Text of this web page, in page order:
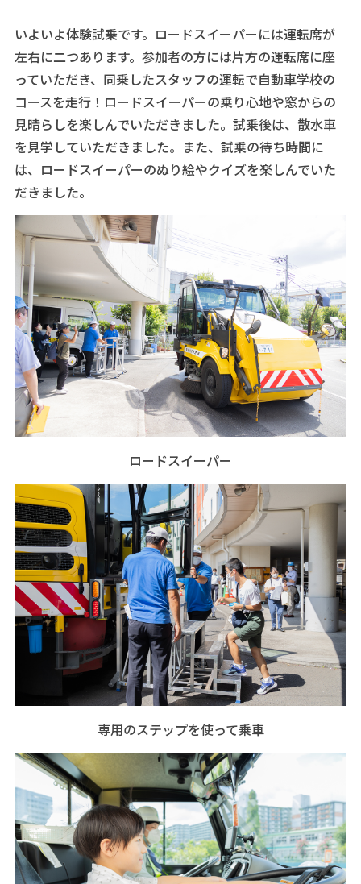
いよいよ体験試乗です。ロードスイーパーには運転席が
左右に二つあります。参加者の方には片方の運転席に座
っていただき、同乗したスタッフの運転で自動車学校の
コースを走行！ロードスイーパーの乗り心地や窓からの
見晴らしを楽しんでいただきました。試乗後は、散水車
を見学していただきました。また、試乗の待ち時間に
は、ロードスイーパーのぬり絵やクイズを楽しんでいた
だきました。
ロードスイーパー
専用のステップを使って乗車